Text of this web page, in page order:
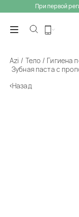
При первой
Azi Тело Гигиена
Зубная паста с
Назад